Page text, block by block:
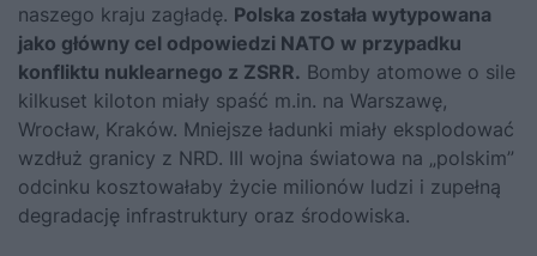
naszego kraju zagładę. Polska została wytypowana
jako główny cel odpowiedzi NATO w przypadku
konfliktu nuklearnego z ZSRR. Bomby atomowe o sile
kilkuset kiloton miały spaść m.in. na Warszawę,
Wrocław, Kraków. Mniejsze ładunki miały eksplodować
wzdłuż granicy z NRD. III wojna światowa na „polskim”
odcinku kosztowałaby życie milionów ludzi i zupełną
degradację infrastruktury oraz środowiska.